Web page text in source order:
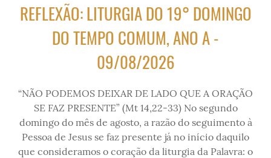
REFLEXÃO: LITURGIA DO 19° DOMINGO
DO TEMPO COMUM, ANO A -
09/08/2026
“NÃO PODEMOS DEIXAR DE LADO QUE A ORAÇÃO
SE FAZ PRESENTE” (Mt 14,22-33) No segundo
domingo do mês de agosto, a razão do seguimento à
Pessoa de Jesus se faz presente já no início daquilo
que consideramos o coração da liturgia da Palavra: o